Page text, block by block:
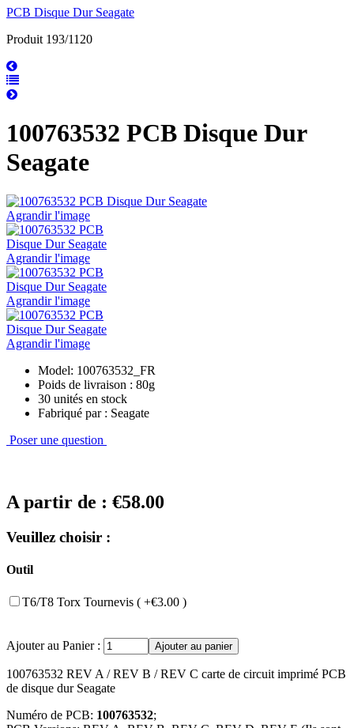
PCB Disque Dur Seagate
Produit 193/1120
100763532 PCB Disque Dur
Seagate
Agrandir l'image
Agrandir l'image
Agrandir l'image
Agrandir l'image
Model: 100763532_FR
Poids de livraison : 80g
30 unités en stock
Fabriqué par : Seagate
Poser une question
A partir de : €58.00
Veuillez choisir :
Outil
T6/T8 Torx Tournevis ( +€3.00 )
Ajouter au Panier :
100763532 REV A / REV B / REV C carte de circuit imprimé PCB
de disque dur Seagate
Numéro de PCB: 100763532;